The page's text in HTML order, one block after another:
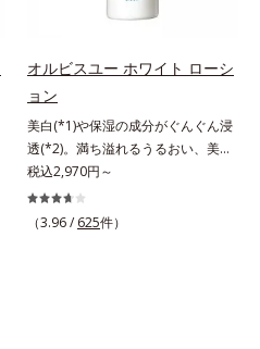
ーズは「メラニンにじみ」に着目し
用。肌奥(*6)まで浸透し、シミやソ
バカスの原因となるメラニンの生成
を食い止めます。またオルビス独自
成分の「ブライトVCコンプレック
ス(*8)」が、透明感を阻害する原因
(*9)にアプローチします。さらに肌
表面のなめらかさやみずみずしさを
サポートするために、肌荒れ防止有
オルビスユー ホワイト ローシ
ョン
美白(*1)や保湿の成分がぐんぐん浸
透(*2)。満ち溢れるうるおい、美肌
がやみつきに。若々しく透明感のあ
る美肌を構成する要素と、年齢肌
(*3)のメラニン生成にアプローチし
税込2,970円～
（3.96 / 625件）